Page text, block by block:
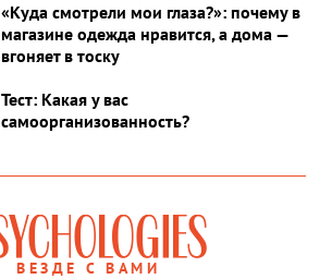
«Куда смотрели мои глаза?»: почему в
магазине одежда нравится, а дома —
вгоняет в тоску
Тест: Какая у вас
самоорганизованность?
ВЕЗДЕ С ВАМИ